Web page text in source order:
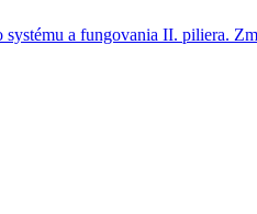
a fungovania II. piliera.